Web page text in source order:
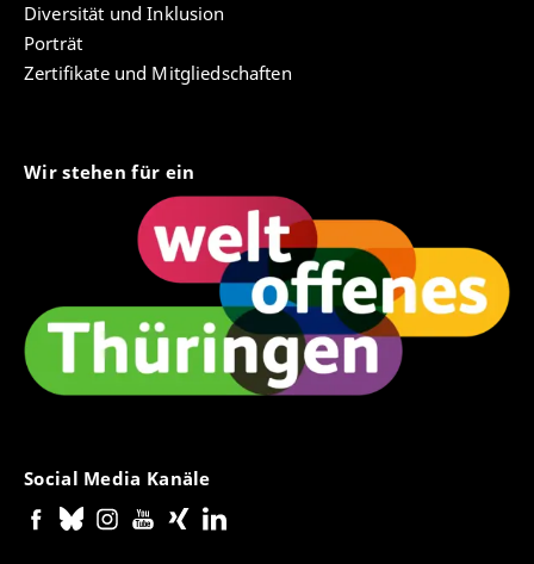
Diversität und Inklusion
Porträt
Zertifikate und Mitgliedschaften
Wir stehen für ein
Social Media Kanäle